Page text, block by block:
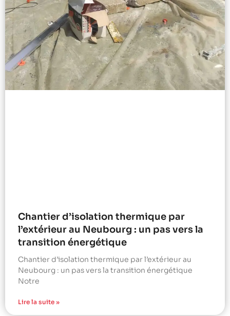
Chantier d’isolation thermique par
l’extérieur au Neubourg : un pas vers la
transition énergétique
Chantier d’isolation thermique par l’extérieur au
Neubourg : un pas vers la transition énergétique
Notre
Lire la suite »